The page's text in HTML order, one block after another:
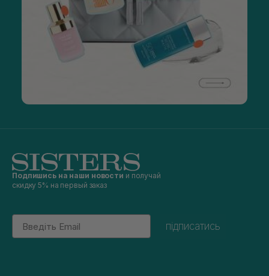
Подпишись на наши новости и получай
скидку 5% на первый заказ
Email
підписатись